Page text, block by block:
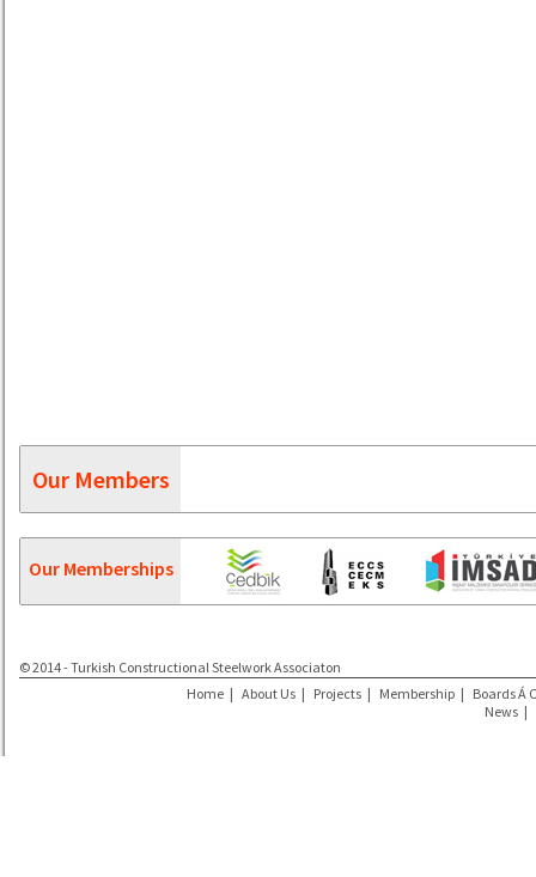
Our Members
Our Memberships
© 2014 - Turkish Constructional Steelwork Associaton
Home | About Us | Projects | Membership | Boards Á
News |